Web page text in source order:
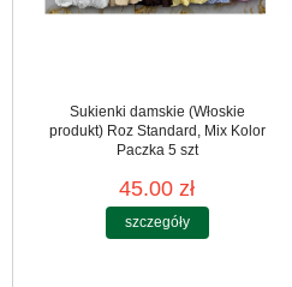
Sukienki damskie (Włoskie
produkt) Roz Standard, Mix Kolor
Paczka 5 szt
45.00 zł
szczegóły